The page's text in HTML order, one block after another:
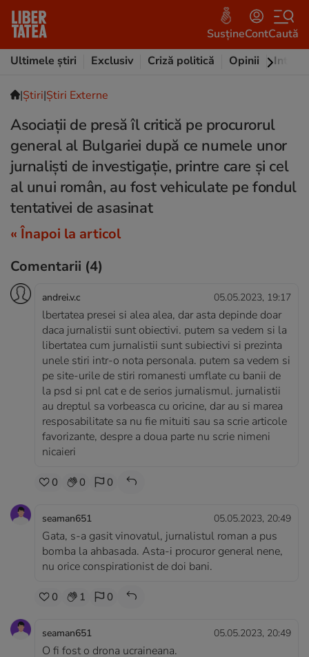
SusțineContCaută
Ultimele știri
Exclusiv Criză politică Opinii
|Ştiri|Știri Externe
Asociații de presă îl critică pe procurorul
general al Bulgariei după ce numele unor
jurnaliști de investigație, printre care și cel
al unui român, au fost vehiculate pe fondul
tentativei de asasinat
« Înapoi la articol
Comentarii (4)
andrei.v.c 05.05.2023, 19:17
lbertatea presei si alea alea, dar asta depinde doar
daca jurnalistii sunt obiectivi. putem sa vedem si la
libertatea cum jurnalistii sunt subiectivi si prezinta
unele stiri intr-o nota personala. putem sa vedem si
pe site-urile de stiri romanesti umflate cu banii de
la psd si pnl cat e de serios jurnalismul. jurnalistii
au dreptul sa vorbeasca cu oricine, dar au si marea
resposabilitate sa nu fie mituiti sau sa scrie articole
favorizante, despre a doua parte nu scrie nimeni
nicaieri
0 0 0
seaman651 05.05.2023, 20:49
Gata, s-a gasit vinovatul, jurnalistul roman a pus
bomba la ahbasada. Asta-i procuror general nene,
nu orice conspirationist de doi bani.
0 1 0
seaman651 05.05.2023, 20:49
O fi fost o drona ucraineana.